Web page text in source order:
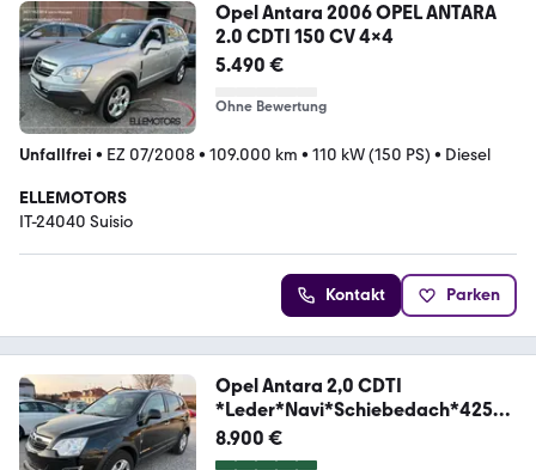
Opel Antara 2006 OPEL ANTARA
2.0 CDTI 150 CV 4x4
5.490 €
Ohne Bewertung
Unfallfrei • EZ 07/2008• 109.000 km • 110 kW (150 PS) • Diesel
ELLEMOTORS
IT-24040 Suisio
Kontakt Parken
Opel Antara 2,0 CDTI
*Leder*Navi*Schiebedach*42500
KM
8.900 €